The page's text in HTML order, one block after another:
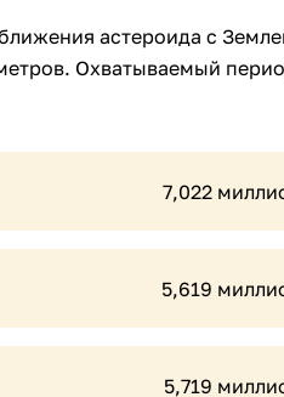
астероида с
Охватываемый
7,022
5,619
5,719